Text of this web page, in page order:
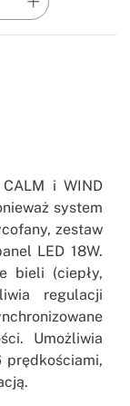
i WIND
system
zestaw
LED 18W.
bieli (ciepły,
regulacji
Umożliwia
prędkościami,